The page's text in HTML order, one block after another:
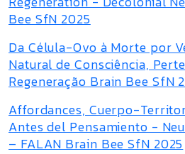
Bee SfN 2025
Da Célula-Ovo à Morte por
Natural de Consciência,
Regeneração Brain Bee SfN
Affordances, Cuerpo-
Antes del Pensamiento -
– FALAN Brain Bee SfN 2025